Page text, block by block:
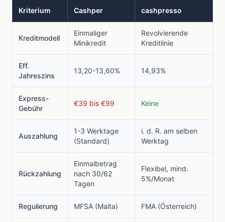
Kriterium Cashper cashpresso
Kreditmodell
Einmaliger
Minikredit
Revolvierende
Kreditlinie
Eff.
Jahreszins
13,20-13,60% 14,93%
Express-
Gebühr
€39 bis €99 Keine
Auszahlung
1-3 Werktage
(Standard)
i. d. R. am selben
Werktag
Rückzahlung
Einmalbetrag
nach 30/62
Tagen
Flexibel, mind.
5%/Monat
Regulierung MFSA (Malta) FMA (Österreich)